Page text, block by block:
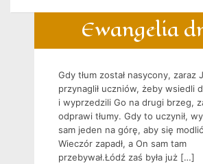
Ewangelia
Gdy tłum został nasycony, zaraz
przynaglił uczniów, żeby wsiedli
i wyprzedzili Go na drugi brzeg,
odprawi tłumy. Gdy to uczynił,
sam jeden na górę, aby się
Wieczór zapadł, a On sam tam
przebywał.Łódź zaś była już […]